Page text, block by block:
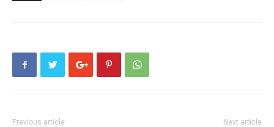
Previous article Next article